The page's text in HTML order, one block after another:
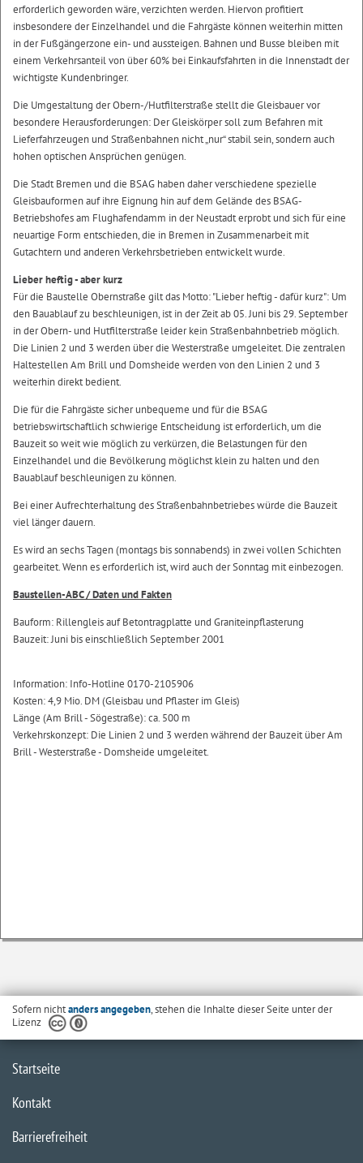
erforderlich geworden wäre, verzichten werden. Hiervon profitiert
insbesondere der Einzelhandel und die Fahrgäste können weiterhin mitten
in der Fußgängerzone ein- und aussteigen. Bahnen und Busse bleiben mit
einem Verkehrsanteil von über 60% bei Einkaufsfahrten in die Innenstadt der
wichtigste Kundenbringer.
Die Umgestaltung der Obern-/Hutfilterstraße stellt die Gleisbauer vor
besondere Herausforderungen: Der Gleiskörper soll zum Befahren mit
Lieferfahrzeugen und Straßenbahnen nicht „nur“ stabil sein, sondern auch
hohen optischen Ansprüchen genügen.
Die Stadt Bremen und die BSAG haben daher verschiedene spezielle
Gleisbauformen auf ihre Eignung hin auf dem Gelände des BSAG-
Betriebshofes am Flughafendamm in der Neustadt erprobt und sich für eine
neuartige Form entschieden, die in Bremen in Zusammenarbeit mit
Gutachtern und anderen Verkehrsbetrieben entwickelt wurde.
Lieber heftig - aber kurz
Für die Baustelle Obernstraße gilt das Motto: "Lieber heftig - dafür kurz": Um
den Bauablauf zu beschleunigen, ist in der Zeit ab 05. Juni bis 29. September
in der Obern- und Hutfilterstraße leider kein Straßenbahnbetrieb möglich.
Die Linien 2 und 3 werden über die Westerstraße umgeleitet. Die zentralen
Haltestellen Am Brill und Domsheide werden von den Linien 2 und 3
weiterhin direkt bedient.
Die für die Fahrgäste sicher unbequeme und für die BSAG
betriebswirtschaftlich schwierige Entscheidung ist erforderlich, um die
Bauzeit so weit wie möglich zu verkürzen, die Belastungen für den
Einzelhandel und die Bevölkerung möglichst klein zu halten und den
Bauablauf beschleunigen zu können.
Bei einer Aufrechterhaltung des Straßenbahnbetriebes würde die Bauzeit
viel länger dauern.
Es wird an sechs Tagen (montags bis sonnabends) in zwei vollen Schichten
gearbeitet. Wenn es erforderlich ist, wird auch der Sonntag mit einbezogen.
Baustellen-ABC / Daten und Fakten
Bauform: Rillengleis auf Betontragplatte und Graniteinpflasterung
Bauzeit: Juni bis einschließlich September 2001
Information: Info-Hotline 0170-2105906
Kosten: 4,9 Mio. DM (Gleisbau und Pflaster im Gleis)
Länge (Am Brill - Sögestraße): ca. 500 m
Verkehrskonzept: Die Linien 2 und 3 werden während der Bauzeit über Am
Brill - Westerstraße - Domsheide umgeleitet.
Sofern nichtanders angegeben, stehen die Inhalte dieser Seite unter der
Lizenz
Startseite
Kontakt
Barrierefreiheit